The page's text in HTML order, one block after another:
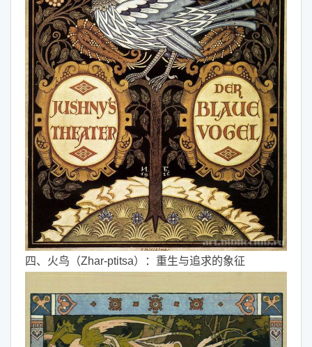
四、火鸟（Zhar-ptitsa）：重生与追求的象征